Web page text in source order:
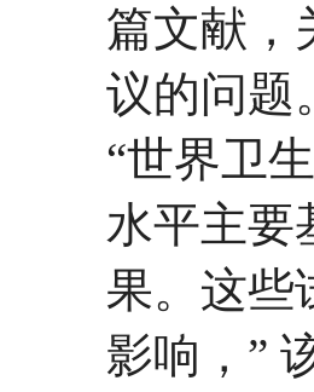
篇文献，
议的问题
“世界卫
水平主要
果。这些
影响，”